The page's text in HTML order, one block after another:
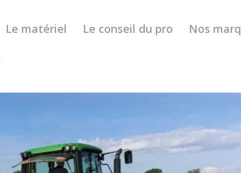
Le matériel Le conseil du pro Nos